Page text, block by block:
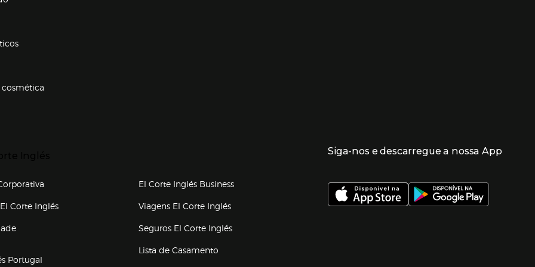
Corte Inglés(abre en nueva ventana)
Portugal
El Corte Inglés Business
Viagens El Corte Inglés(abre en nueva ventana)
Seguros El Corte Inglés(abre en nueva ventana)
Lista de Casamento
Siga-nos e descarregue a nossa App